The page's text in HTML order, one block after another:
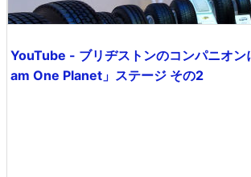
YouTube - ブリヂストンのコンパニオ
am One Planet」ステージ その2